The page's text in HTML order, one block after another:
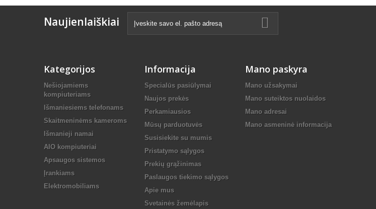
Naujienlaiškiai
Kategorijos
Nešiojamiems
kompiuteriams
Išmaniesiems telefonams
Skaitmeninėms kameroms
Išmanieji namai
AIO kompiuteriai
Apsaugos sistemos
Įrankiams
Elektromobiliams
Informacija
Specialūs pasiūlymai
Naujos prekės
Perkamiausios
Mūsų parduotuvės
Susisiekite su mumis
Pristatymo sąlygos
Prekių grąžinimas
Paslaugos tiekimo sąlygos
Apie mus
Svetainės žemėlapis
Mano paskyra
Mano užsakymai
Mano suteiktos nuolaidos
Mano adresai
Mano asmeninė informacija